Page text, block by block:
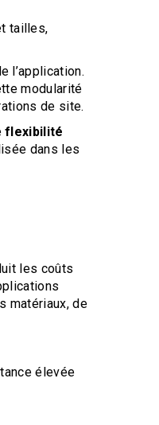
tailles,
l’application.
modularité
de site.
flexibilité
dans les
les coûts
matériaux, de
élevée